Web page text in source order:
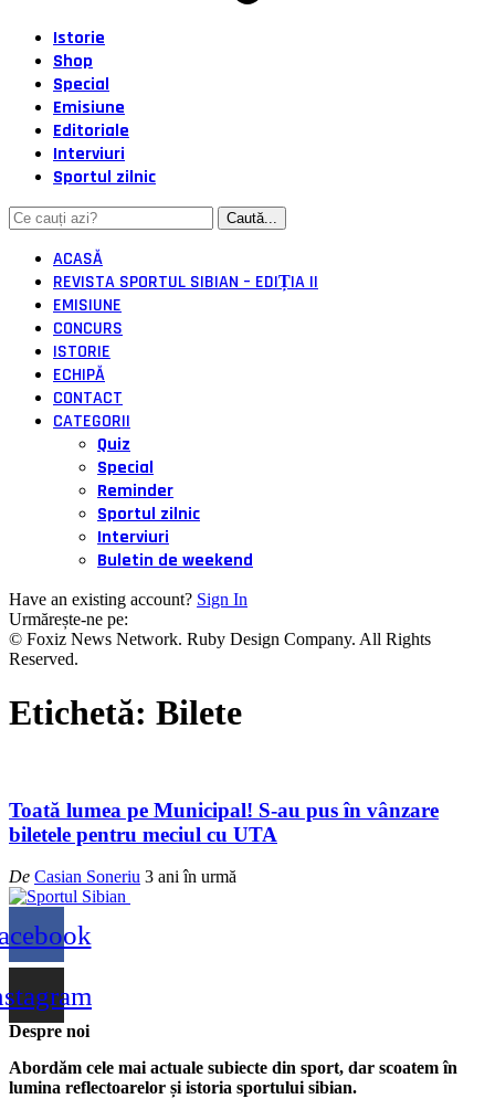
Istorie
Shop
Special
Emisiune
Editoriale
Interviuri
Sportul zilnic
ACASĂ
REVISTA SPORTUL SIBIAN – EDIȚIA II
EMISIUNE
CONCURS
ISTORIE
ECHIPĂ
CONTACT
CATEGORII
Quiz
Special
Reminder
Sportul zilnic
Interviuri
Buletin de weekend
Have an existing account? Sign In
Urmărește-ne pe:
© Foxiz News Network. Ruby Design Company. All Rights
Reserved.
Etichetă: Bilete
Toată lumea pe Municipal! S-au pus în vânzare
biletele pentru meciul cu UTA
De Casian Soneriu 3 ani în urmă
Despre noi
Abordăm cele mai actuale subiecte din sport, dar scoatem în
lumina reflectoarelor și istoria sportului sibian.